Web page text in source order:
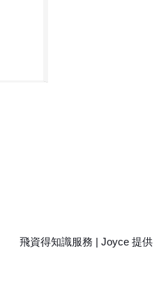
飛資得知識服務 | Joyce 提供